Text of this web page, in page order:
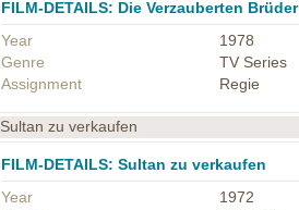
FILM-DETAILS: Die Verzauberten Brüder
Year
1978
Genre
TV Series
Assignment
Regie
Sultan zu verkaufen
FILM-DETAILS: Sultan zu verkaufen
Year
1972